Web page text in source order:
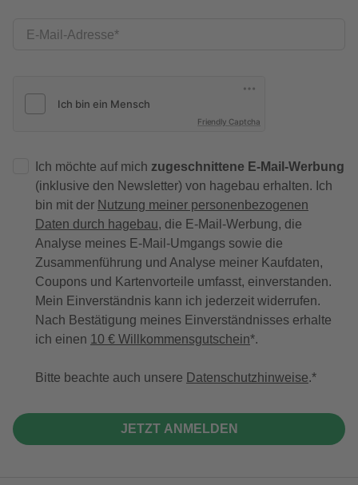
E-Mail-Adresse
Friendly Captcha
Ich möchte auf mich zugeschnittene E-Mail-Werbung
(inklusive den Newsletter) von hagebau erhalten. Ich
bin mit der Nutzung meiner personenbezogenen
Daten durch hagebau, die E-Mail-Werbung, die
Analyse meines E-Mail-Umgangs sowie die
Zusammenführung und Analyse meiner Kaufdaten,
Coupons und Kartenvorteile umfasst, einverstanden.
Mein Einverständnis kann ich jederzeit widerrufen.
Nach Bestätigung meines Einverständnisses erhalte
ich einen 10 € Willkommensgutschein*.
Bitte beachte auch unsere Datenschutzhinweise.
JETZT ANMELDEN